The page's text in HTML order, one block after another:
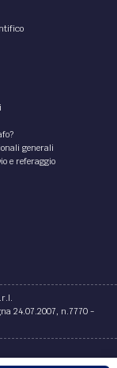
generali
e referaggio
24.07.2007, n.7770 -